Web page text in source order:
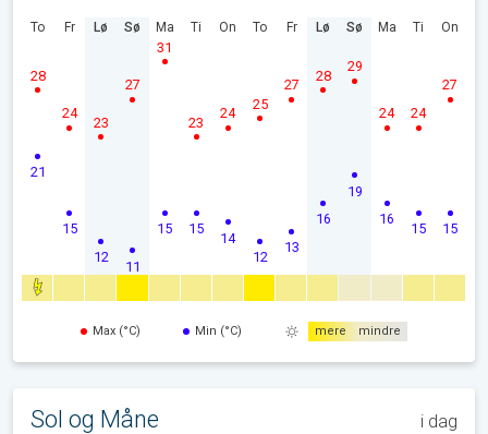
To
21
28
Fr
15
24
Lø
12
23
Sø
11
27
Ma
15
31
Ti
15
23
On
14
24
To
12
25
Fr
13
27
Lø
16
28
Sø
19
29
Ma
16
24
Ti
15
24
On
15
27
Max (°C) Min (°C) mere mindre
Sol og Måne i dag